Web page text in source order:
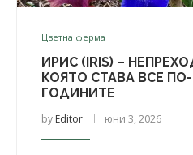
Цветна ферма
ИРИС (IRIS) –
КОЯТО СТАВА ВСЕ
ГОДИНИТЕ
by Editor юни 3, 2026